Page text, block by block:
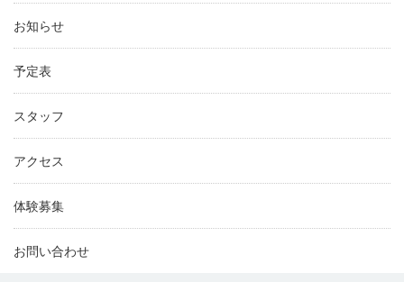
お知らせ
予定表
スタッフ
アクセス
体験募集
お問い合わせ